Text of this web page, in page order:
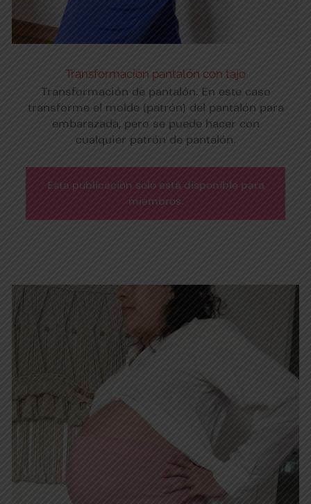
Transformación pantalón con tajo
Transformación de pantalón. En este caso
transforme el molde (patrón) del pantalón para
embarazada, pero se puede hacer con
cualquier patrón de pantalón.
Esta publicación solo está disponible para
miembros.